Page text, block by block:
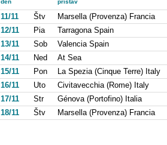
deň prístav
11/11 Štv Marsella (Provenza) Francia
12/11
Pia Tarragona Spain
13/11
Sob Valencia Spain
14/11
Ned At Sea
15/11
Pon La Spezia (Cinque Terre) Italy
16/11
Uto Civitavecchia (Rome) Italy
17/11
Str Génova (Portofino) Italia
18/11
Štv Marsella (Provenza) Francia